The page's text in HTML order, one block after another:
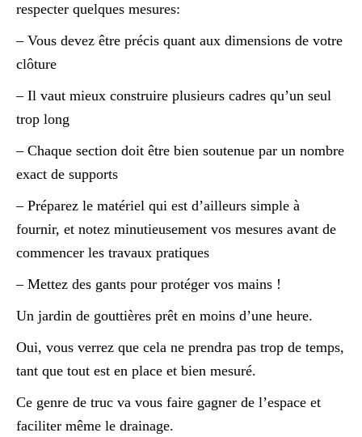
respecter quelques mesures:
– Vous devez être précis quant aux dimensions de votre
clôture
– Il vaut mieux construire plusieurs cadres qu’un seul
trop long
– Chaque section doit être bien soutenue par un nombre
exact de supports
– Préparez le matériel qui est d’ailleurs simple à
fournir, et notez minutieusement vos mesures avant de
commencer les travaux pratiques
– Mettez des gants pour protéger vos mains !
Un jardin de gouttières prêt en moins d’une heure.
Oui, vous verrez que cela ne prendra pas trop de temps,
tant que tout est en place et bien mesuré.
Ce genre de truc va vous faire gagner de l’espace et
faciliter même le drainage.